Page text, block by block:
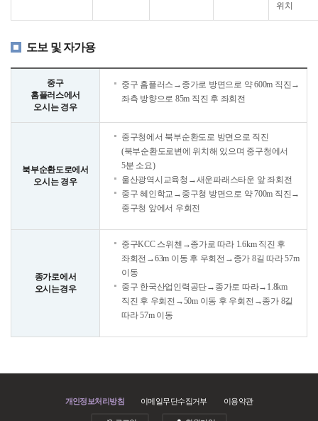
위치
도보 및 자가용
중구
홈플러스에서
오시는 경우
중구 홈플러스→종가로 방면으로 약 600m 직진→
좌측 방향으로 85m 직진 후 좌회전
북부순환도로에서
오시는 경우
중구청에서 북부순환도로 방면으로 직진
(북부순환도로변에 위치해 있으며 중구청에서
5분 소요)
울산광역시교육청→새운파래스타운 앞 좌회전
중구 혜인학교→중구청 방면으로 약 700m 직진→
중구청 앞에서 우회전
종가로에서
오시는경우
중구KCC 스위첸→종가로 따라 1.6km 직진 후
좌회전→63m 이동 후 우회전→종가 8길 따라 57m
이동
중구 한국산업인력공단→종가로 따라→1.8km
직진 후 우회전→50m 이동 후 우회전→종가 8길
따라 57m 이동
개인정보처리방침 이메일무단수집거부 이용약관